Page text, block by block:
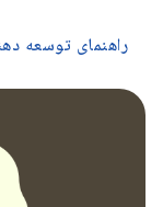
راهنمای توسعه